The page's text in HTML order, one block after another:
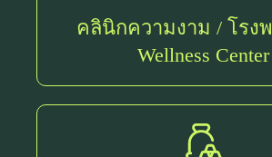
คลินิกความงาม / โรง
Wellness Center